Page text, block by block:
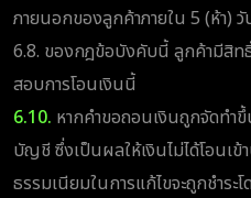
ภายนอกของลูกค้าภายใน 5 (ห้า)
6.8. ของกฎข้อบังคับนี้ ลูกค้ามีสิท
สอบการโอนเงินนี้
6.10. หากคำขอถอนเงินถูกจัดทำ
บัญชี ซึ่งเป็นผลให้เงินไม่ได้โอนเ
ธรรมเนียมในการแก้ไขจะถูกชำระ